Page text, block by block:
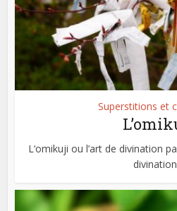
Superstitions et
L‘omikuji ou l’art de divination